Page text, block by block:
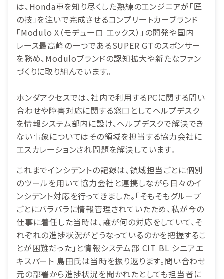
は、Honda車を知り尽くした熟練のエンジニアが「匠
の技」を注いで完成させるコンプリートカーブランド
「Modulo X（モデューロ エックス）」の開発や国内
レース最高峰の一つであるSUPER GTのスポンサー
を務め、Moduloブランドの認知拡大や新たなファン
づくりに取り組んでいます。
ホンダアクセスでは、社内で利用するPCに関する問い
合わせや障害対応に関する窓口としてヘルプデスク
を情報システム部内に設け、ヘルプデスクで解決でき
ない事象についてはその領域を担当する協力会社に
エスカレーションされ問題を解決しています。
これまでインシデントの記録は、領域担当ごとに個別
のツールを用いて協力会社と連携しながら日々のイ
ンシデント対応を行ってきました。「そもそもグループ
ごとにバラバラに情報管理されていたため、私が今の
仕事に着任した当時は、誰が何の対応をしていて、そ
れぞれの進捗状況がどうなっているのかを把握するこ
とが困難だった」と情報システム部 CIT BL シニアエ
キスパート 島田氏は当時を振り返ります。問い合わせ
元の部署から進捗状況を聞かれたとしても担当者に